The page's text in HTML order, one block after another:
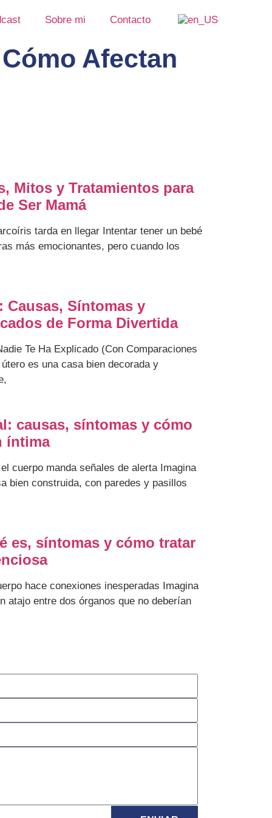
Sobre mi Contacto
Afectan
Mitos y Tratamientos para
Ser Mamá
tarda en llegar Intentar tener un bebé
más emocionantes, pero cuando los
Causas, Síntomas y
de Forma Divertida
Te Ha Explicado (Con Comparaciones
es una casa bien decorada y
causas, síntomas y cómo
íntima
cuerpo manda señales de alerta Imagina
bien construida, con paredes y pasillos
es, síntomas y cómo tratar
hace conexiones inesperadas Imagina
atajo entre dos órganos que no deberían